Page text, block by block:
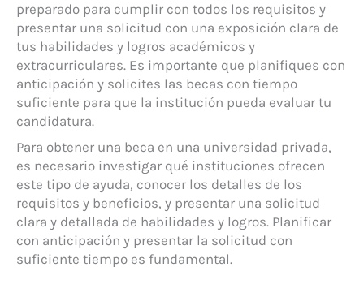
preparado para cumplir con todos los requisitos y
presentar una solicitud con una exposición clara de
tus habilidades y logros académicos y
extracurriculares. Es importante que planifiques con
anticipación y solicites las becas con tiempo
suficiente para que la institución pueda evaluar tu
candidatura.
Para obtener una beca en una universidad privada,
es necesario investigar qué instituciones ofrecen
este tipo de ayuda, conocer los detalles de los
requisitos y beneficios, y presentar una solicitud
clara y detallada de habilidades y logros. Planificar
con anticipación y presentar la solicitud con
suficiente tiempo es fundamental.